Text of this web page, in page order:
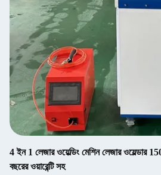
4 ইন 1 লেজার ওয়েল্ডিং মেশিন লেজার
বছরের ওয়ারেন্টি সহ